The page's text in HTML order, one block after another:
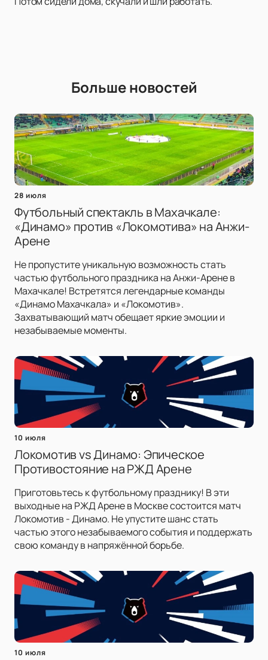
Больше новостей
28 июля
Футбольный спектакль в Махачкале:
«Динамо» против «Локомотива» на Анжи-
Арене
Не пропустите уникальную возможность стать
частью футбольного праздника на Анжи-Арене в
Махачкале! Встретятся легендарные команды
«Динамо Махачкала» и «Локомотив».
Захватывающий матч обещает яркие эмоции и
незабываемые моменты.
10 июля
Локомотив vs Динамо: Эпическое
Противостояние на РЖД Арене
Приготовьтесь к футбольному празднику! В эти
выходные на РЖД Арене в Москве состоится матч
Локомотив - Динамо. Не упустите шанс стать
частью этого незабываемого события и поддержать
свою команду в напряжённой борьбе.
10 июля